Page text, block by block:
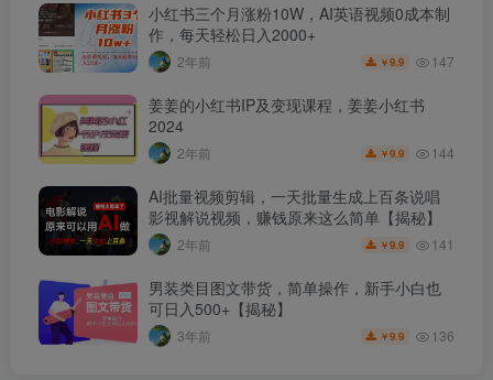
小红书三个月涨粉10W，AI英语视频0成本制
作，每天轻松日入2000+
2年前 ￥9.9 147
姜姜的小红书IP及变现课程，姜姜小红书
2024
2年前 ￥9.9 144
AI批量视频剪辑，一天批量生成上百条说唱
影视解说视频，赚钱原来这么简单【揭秘】
2年前 ￥9.9 141
男装类目图文带货，简单操作，新手小白也
可日入500+【揭秘】
3年前 ￥9.9 136